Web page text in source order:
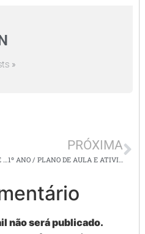
»
PRÓXIMA
1º ANO / PLANO DE AULA E ATIVIDADES CONCLUSIVAS DE MATEMÁTICA
não será publicado.